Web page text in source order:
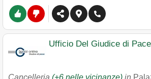
Ufficio Del Giudice di Pace
Cancelleria (+6 nelle vicinanze) in